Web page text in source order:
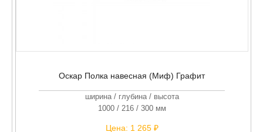
Оскар Полка навесная (Миф) Графит
ширина / глубина / высота
1000 / 216 / 300 мм
Цена: 1 265 ₽